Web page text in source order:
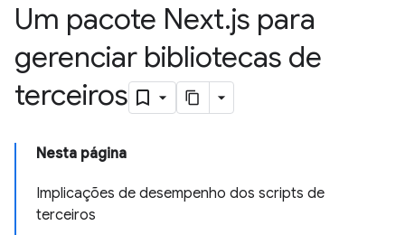
Um pacote Next.js para
gerenciar bibliotecas de
terceiros
Nesta página
Implicações de desempenho dos scripts de
terceiros